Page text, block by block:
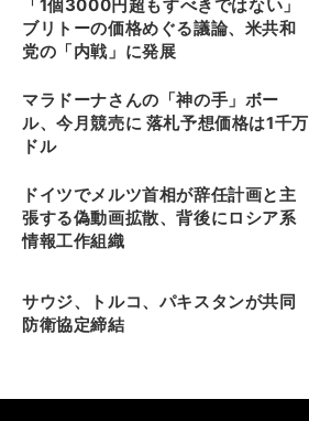
「1個3000円超もすべきではない」
ブリトーの価格めぐる議論、米共和
党の「内戦」に発展
マラドーナさんの「神の手」ボー
ル、今月競売に 落札予想価格は1千万
ドル
ドイツでメルツ首相が辞任計画と主
張する偽動画拡散、背後にロシア系
情報工作組織
サウジ、トルコ、パキスタンが共同
防衛協定締結